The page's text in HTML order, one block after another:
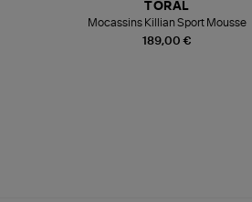
189,00 €
TORAL
Mocassins Killian Sport Mousse